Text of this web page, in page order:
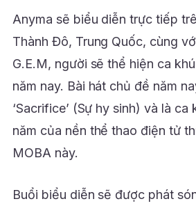
Anyma sẽ biểu diễn trực tiếp
Thành Đô, Trung Quốc, cùng
G.E.M, người sẽ thể hiện ca
năm nay. Bài hát chủ đề năm
‘Sacrifice’ (Sự hy sinh) và là ca
năm của nền thể thao điện tử
MOBA này.
Buổi biểu diễn sẽ được phát